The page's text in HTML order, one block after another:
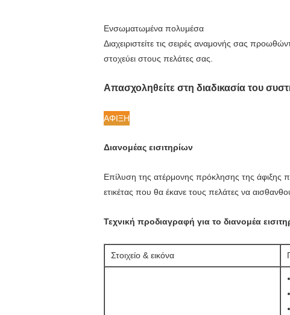
Ενσωματωμένα πολυμέσα
Διαχειριστείτε τις σειρές αναμονής σας
στοχεύει στους πελάτες σας.
Απασχοληθείτε στη διαδικασία του
ΑΦΙΞΗ
Διανομέας εισιτηρίων
Επίλυση της ατέρμονης πρόκλησης της άφιξης
ετικέτας που θα έκανε τους πελάτες να
Τεχνική προδιαγραφή για το διανομέα
Στοιχείο & εικόνα